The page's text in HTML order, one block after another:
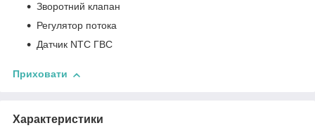
Зворотний клапан
Регулятор потока
Датчик NTC ГВС
Приховати
Характеристики